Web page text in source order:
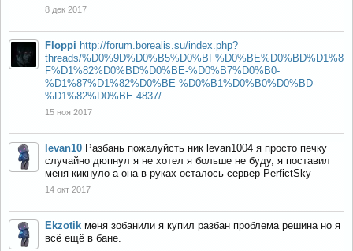
8 дек 2017
Floppi http://forum.borealis.su/index.php?
threads/%D0%9D%D0%B5%D0%BF%D0%BE%D0%BD%D1%8
F%D1%82%D0%BD%D0%BE-%D0%B7%D0%B0-
%D1%87%D1%82%D0%BE-%D0%B1%D0%B0%D0%BD-
%D1%82%D0%BE.4837/
15 ноя 2017
levan10 Разбань пожалуйсть ник levan1004 я просто печку
случайно дюпнул я не хотел я больше не буду, я поставил
меня кикнуло а она в руках осталось сервер PerfictSky
14 окт 2017
Ekzotik меня зобанили я купил разбан проблема решина но я
всё ещё в бане.